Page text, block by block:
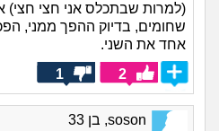
(למרות שבתכלס אני חצי חצי)
שחומים, בדיוק ההפך ממני,
אחד את השני.
2
1
soson, בן 33